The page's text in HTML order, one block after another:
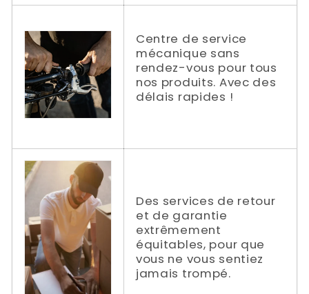
Centre de service
mécanique sans
rendez-vous pour tous
nos produits. Avec des
délais rapides !
Des services de retour
et de garantie
extrêmement
équitables, pour que
vous ne vous sentiez
jamais trompé.